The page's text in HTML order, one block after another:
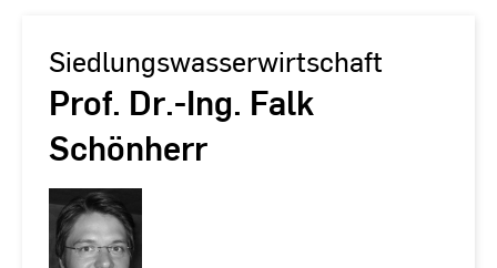
Siedlungswasserwirtschaft
Prof. Dr.-Ing. Falk
Schönherr